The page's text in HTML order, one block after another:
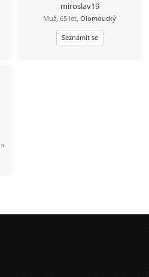
miroslav19
Muž, 65 let, Olomoucký
Seznámit se